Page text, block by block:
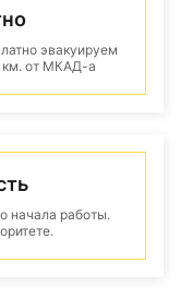
эвакуируем
км. от МКАД-а
начала работы.